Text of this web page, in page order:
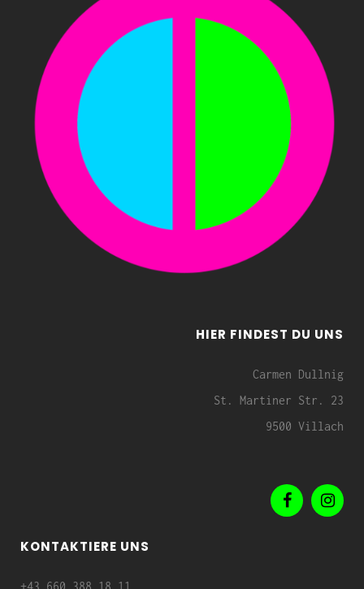
HIER FINDEST DU UNS
Carmen Dullnig
St. Martiner Str. 23
9500 Villach
KONTAKTIERE UNS
+43 660 388 18 11